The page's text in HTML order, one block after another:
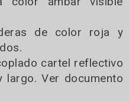
de color roja y
cartel reflectivo
largo. Ver documento